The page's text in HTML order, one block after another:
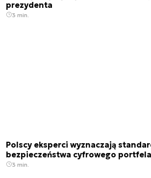
prezydenta
3 min.
Polscy eksperci wyznaczają
bezpieczeństwa cyfrowego portfela
3 min.